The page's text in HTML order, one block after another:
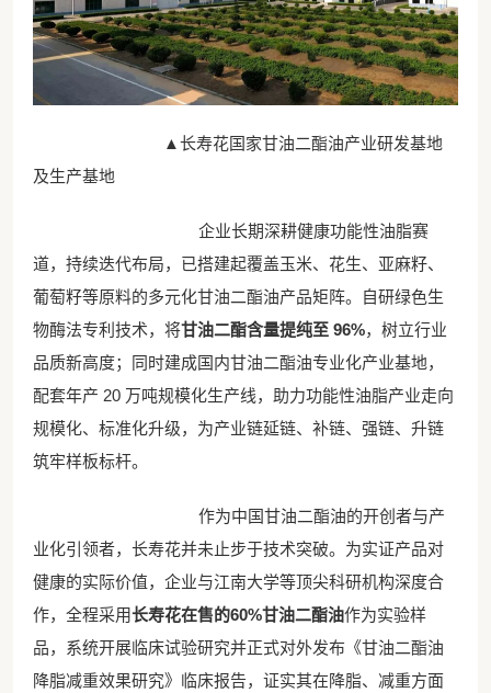
▲长寿花国家甘油二酯油产业研发基地
及生产基地
企业长期深耕健康功能性油脂赛
道，持续迭代布局，已搭建起覆盖玉米、花生、亚麻籽、
葡萄籽等原料的多元化甘油二酯油产品矩阵。自研绿色生
物酶法专利技术，将甘油二酯含量提纯至 96%，树立行业
品质新高度；同时建成国内甘油二酯油专业化产业基地，
配套年产 20 万吨规模化生产线，助力功能性油脂产业走向
规模化、标准化升级，为产业链延链、补链、强链、升链
筑牢样板标杆。
作为中国甘油二酯油的开创者与产
业化引领者，长寿花并未止步于技术突破。为实证产品对
健康的实际价值，企业与江南大学等顶尖科研机构深度合
作，全程采用长寿花在售的60%甘油二酯油作为实验样
品，系统开展临床试验研究并正式对外发布《甘油二酯油
降脂减重效果研究》临床报告，证实其在降脂、减重方面